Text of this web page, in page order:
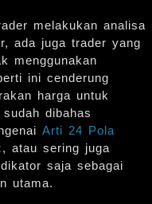
melakukan analisa
ada juga trader yang
menggunakan
ini cenderung
harga untuk
dibahas
Arti 24 Pola
, atau sering juga
saja sebagai
utama.